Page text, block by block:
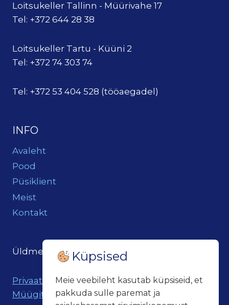
Loitsukeller Tallinn - Müürivahe 17
Tel: +372 644 28 38
Loitsukeller Tartu - Küüni 2
Tel: +372 74 303 74
Tel: +372 53 404 528 (tööaegadel)
INFO
Avaleht
Pood
Püsiklient
Meist
Kontakt
Üldmeil: loits@loitsukeller.ee
Privaatsuspoliitika
Müügitingimused
Küpsised
Meie veebileht kasutab küpsiseid, et
pakkuda sulle paremat ja